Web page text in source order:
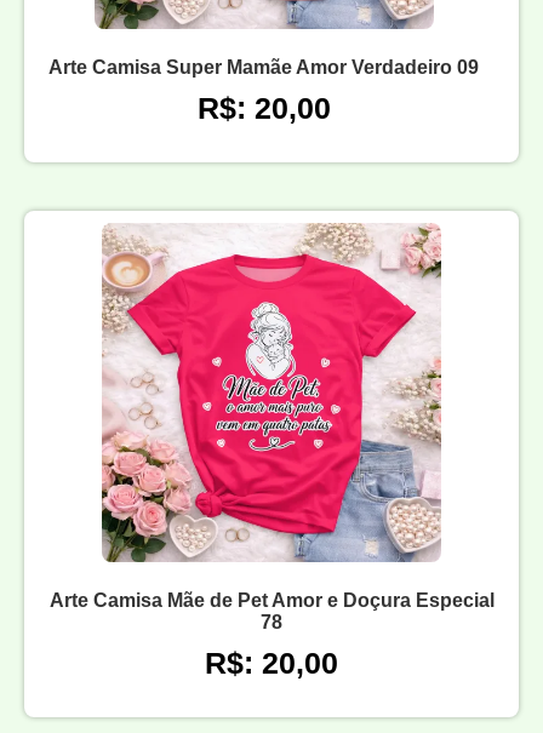
Arte Camisa Super Mamãe Amor Verdadeiro 09
R$: 20,00
Arte Camisa Mãe de Pet Amor e Doçura Especial
78
R$: 20,00